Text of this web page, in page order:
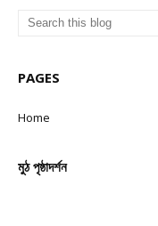
PAGES
Home
মুঠ পৃষ্ঠাদৰ্শন